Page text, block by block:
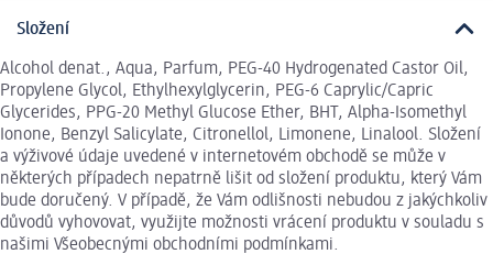
Složení
Alcohol denat., Aqua, Parfum, PEG-40 Hydrogenated Castor Oil,
Propylene Glycol, Ethylhexylglycerin, PEG-6 Caprylic/Capric
Glycerides, PPG-20 Methyl Glucose Ether, BHT, Alpha-Isomethyl
Ionone, Benzyl Salicylate, Citronellol, Limonene, Linalool. Složení
a výživové údaje uvedené v internetovém obchodě se může v
některých případech nepatrně lišit od složení produktu, který Vám
bude doručený. V případě, že Vám odlišnosti nebudou z jakýchkoliv
důvodů vyhovovat, využijte možnosti vrácení produktu v souladu s
našimi Všeobecnými obchodními podmínkami.